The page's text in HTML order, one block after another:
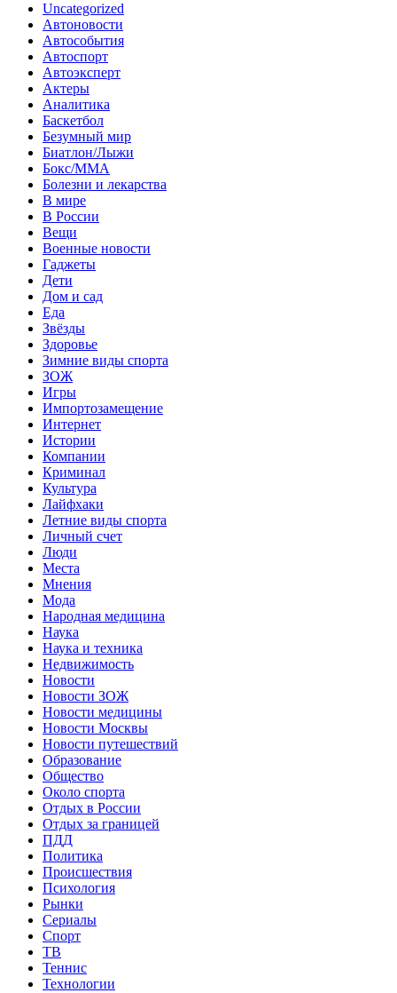
Uncategorized
Автоновости
Автособытия
Автоспорт
Автоэксперт
Актеры
Аналитика
Баскетбол
Безумный мир
Биатлон/Лыжи
Бокс/MMA
Болезни и лекарства
В мире
В России
Вещи
Военные новости
Гаджеты
Дети
Дом и сад
Еда
Звёзды
Здоровье
Зимние виды спорта
ЗОЖ
Игры
Импортозамещение
Интернет
Истории
Компании
Криминал
Культура
Лайфхаки
Летние виды спорта
Личный счет
Люди
Места
Мнения
Мода
Народная медицина
Наука
Наука и техника
Недвижимость
Новости
Новости ЗОЖ
Новости медицины
Новости Москвы
Новости путешествий
Образование
Общество
Около спорта
Отдых в России
Отдых за границей
ПДД
Политика
Происшествия
Психология
Рынки
Сериалы
Спорт
ТВ
Теннис
Технологии